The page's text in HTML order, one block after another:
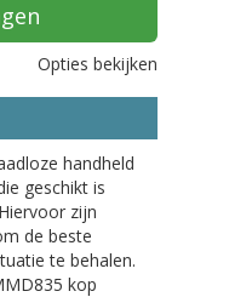
Opties bekijken
handheld
geschikt is
zijn
de beste
te behalen.
kop